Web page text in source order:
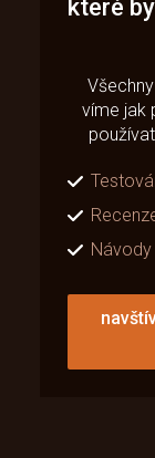
které
víme jak
Návody